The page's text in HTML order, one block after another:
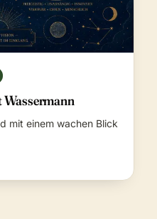
Wassermann
mit einem wachen Blick